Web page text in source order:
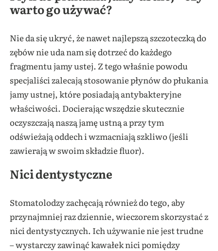
warto go używać?
Nie da się ukryć, że nawet najlepszą szczoteczką do
zębów nie uda nam się dotrzeć do każdego
fragmentu jamy ustej. Z tego właśnie powodu
specjaliści zalecają stosowanie płynów do płukania
jamy ustnej, które posiadają antybakteryjne
właściwości. Docierając wszędzie skutecznie
oczyszczają naszą jamę ustną a przy tym
odświeżają oddech i wzmacniają szkliwo (jeśli
zawierają w swoim składzie fluor).
Nici dentystyczne
Stomatolodzy zachęcają również do tego, aby
przynajmniej raz dziennie, wieczorem skorzystać z
nici dentystycznych. Ich używanie nie jest trudne
– wystarczy zawinąć kawałek nici pomiędzy